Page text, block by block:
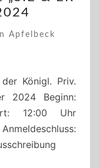
2
Apfelbeck
Königl. Priv.
2024 Beginn:
12:00 Uhr